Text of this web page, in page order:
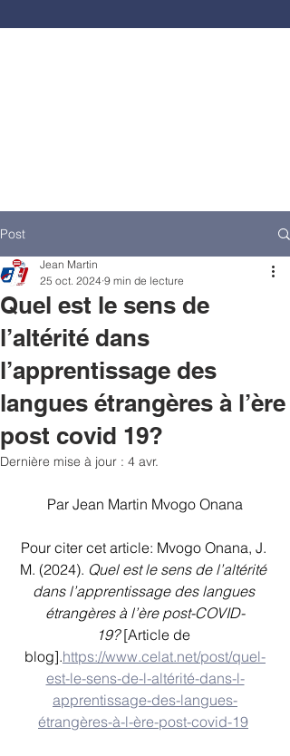
Post
Quel est le sens de
l’altérité dans
l’apprentissage des
langues étrangères à l’ère
post covid 19?
Jean Martin
25 oct. 2024 9 min de lecture
Dernière mise à jour : 4 avr.
Par Jean Martin Mvogo Onana
Pour citer cet article: Mvogo Onana, J.
M. (2024). Quel est le sens de l’altérité
dans l’apprentissage des langues
étrangères à l’ère post-COVID-
19? [Article de
blog].https://www.celat.net/post/quel-
est-le-sens-de-l-altérité-dans-l-
apprentissage-des-langues-
étrangères-à-l-ère-post-covid-19